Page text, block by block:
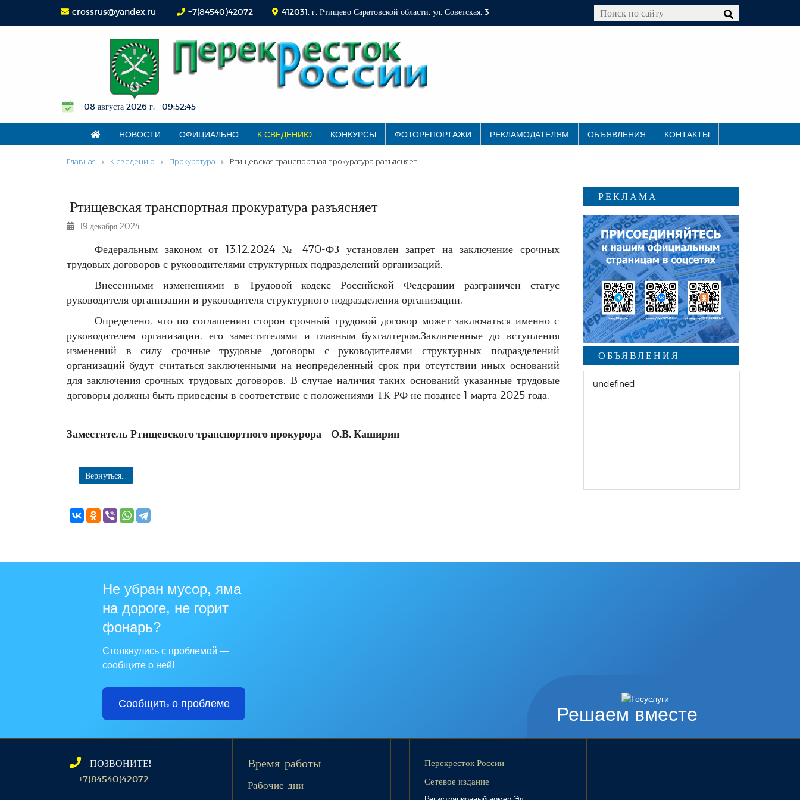
crossrus@yandex.ru +7(84540)42072 412031, г. Ртищево Саратовской области, ул. Советская, 3
08 августа 2026 г. 09:52:45
НОВОСТИ ОФИЦИАЛЬНО К СВЕДЕНИЮ КОНКУРСЫ ФОТОРЕПОРТАЖИ РЕКЛАМОДАТЕЛЯМ ОБЪЯВЛЕНИЯ КОНТАКТЫ
Главная К сведению Прокуратура Ртищевская транспортная прокуратура разъясняет
Ртищевская транспортная прокуратура разъясняет
19 декабря 2024
Федеральным законом от 13.12.2024 № 470-ФЗ установлен запрет на заключение срочных
трудовых договоров с руководителями структурных подразделений организаций.
Внесенными изменениями в Трудовой кодекс Российской Федерации разграничен статус
руководителя организации и руководителя структурного подразделения организации.
Определено, что по соглашению сторон срочный трудовой договор может заключаться именно с
руководителем организации, его заместителями и главным бухгалтером.Заключенные до вступления
изменений в силу срочные трудовые договоры с руководителями структурных подразделений
организаций будут считаться заключенными на неопределенный срок при отсутствии иных оснований
для заключения срочных трудовых договоров. В случае наличия таких оснований указанные трудовые
договоры должны быть приведены в соответствие с положениями ТК РФ не позднее 1 марта 2025 года.
Заместитель Ртищевского транспортного прокурора О.В. Каширин
Вернуться...
РЕКЛАМА
ОБЪЯВЛЕНИЯ
undefined
Решаем вместе
Не убран мусор, яма
на дороге, не горит
фонарь?
Столкнулись с проблемой —
сообщите о ней!
Сообщить о проблеме
ПОЗВОНИТЕ!
+7(84540)42072
Время работы
Рабочие дни
Перекресток России
Сетевое издание